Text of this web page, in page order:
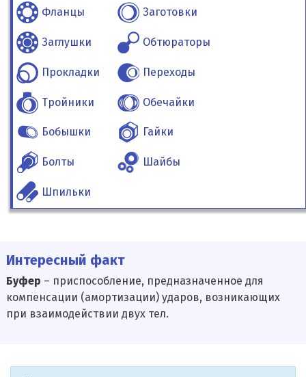
Фланцы Заготовки
Заглушки Обтюраторы
Прокладки Переходы
Тройники Обечайки
Бобышки Гайки
Болты Шайбы
Шпильки
Интересный факт
Буфер – приспособление, предназначенное для
компенсации (амортизации) ударов, возникающих
при взаимодействии двух тел.